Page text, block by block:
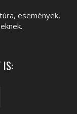
események,
IS: